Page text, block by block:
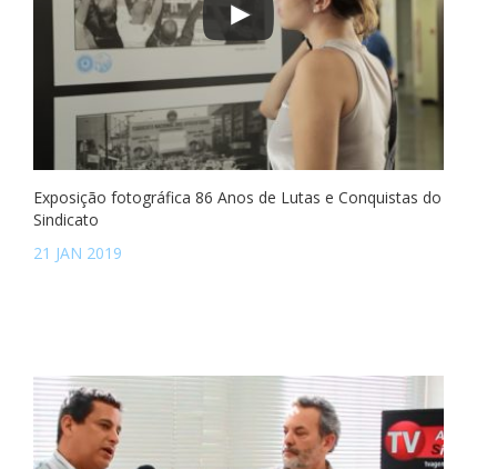
Exposição fotográfica 86 Anos de Lutas e Conquistas do
Sindicato
21 JAN 2019